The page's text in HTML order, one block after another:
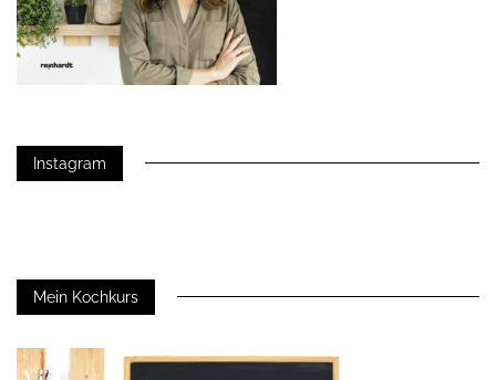
Instagram
Mein Kochkurs